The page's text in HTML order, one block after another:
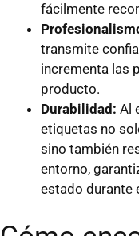
fácilmente
transmite
incrementa las
producto.
Durabilidad: Al
etiquetas no
sino también
entorno,
estado durante